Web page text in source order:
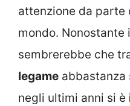
attenzione da parte
mondo. Nonostante
sembrerebbe che
legame abbastanza
negli ultimi anni si è